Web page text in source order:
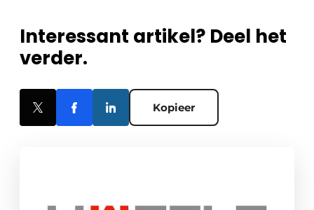
Interessant artikel? Deel het
verder.
Kopieer